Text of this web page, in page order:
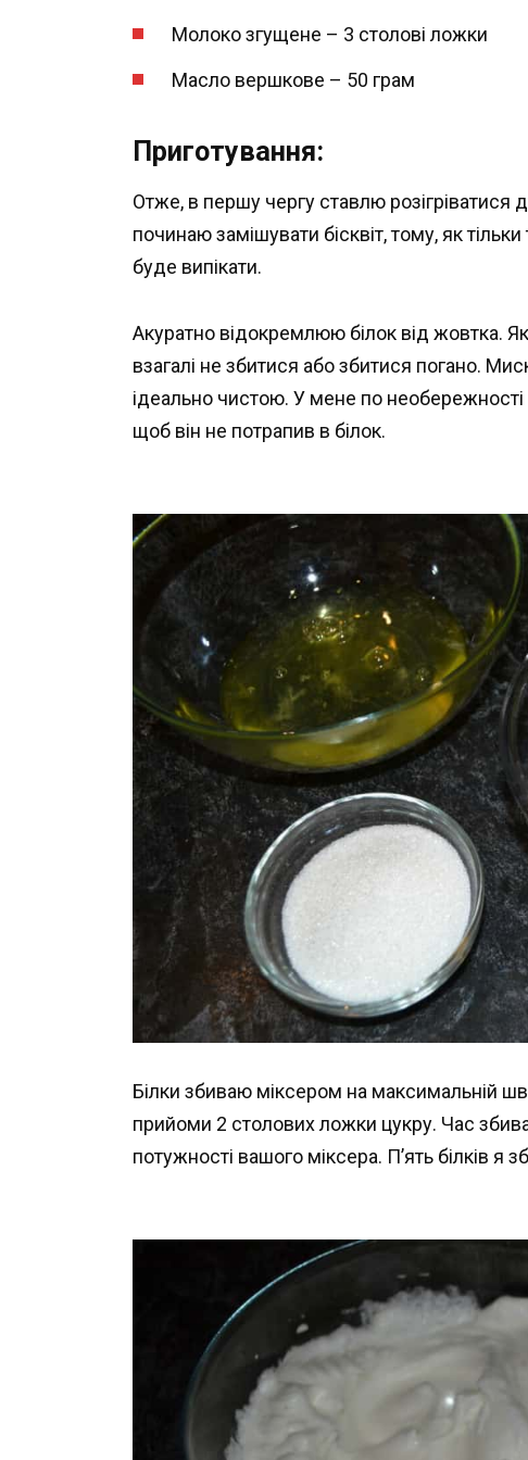
Молоко згущене – 3 столові ложки
Масло вершкове – 50 грам
Приготування:
Отже, в першу чергу ставлю розігріватися
починаю замішувати бісквіт, тому, як
буде випікати.
Акуратно відокремлюю білок від жовтка.
взагалі не збитися або збитися погано.
ідеально чистою. У мене по
щоб він не потрапив в білок.
Білки збиваю міксером на максимальній
прийоми 2 столових ложки цукру. Час
потужності вашого міксера. П’ять білків я